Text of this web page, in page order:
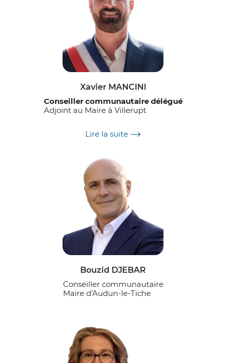
Xavier MANCINI
Conseiller communautaire délégué
Adjoint au Maire à Villerupt
Développement numérique
Lire la suite
Bouzid DJEBAR
Conseiller communautaire
Maire d'Audun-le-Tiche